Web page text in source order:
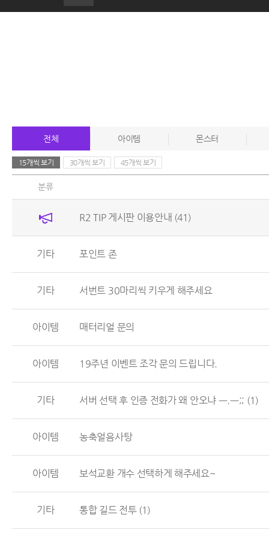
전체 아이템 몬스터
15개씩 보기 30개씩 보기 45개씩 보기
분류
R2 TIP 게시판 이용안내 (41)
기타 포인트 존
기타 서번트 30마리씩 키우게 해주세요
아이템 매터리얼 문의
아이템 19주년 이벤트 조각 문의 드립니다.
기타 서버 선택 후 인증 전화가 왜 안오냐 ㅡ.ㅡ;; (1)
아이템 농축얼음사탕
아이템 보석교환 개수 선택하게 해주세요~
기타 통합 길드 전투 (1)